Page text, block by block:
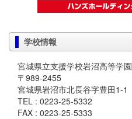
学校情報
宮城県立支援学校岩沼高等学園
〒989-2455
宮城県岩沼市北長谷字豊田1-1
TEL : 0223-25-5332
FAX : 0223-25-5333